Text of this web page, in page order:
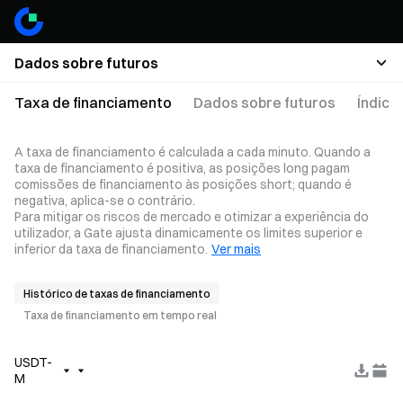
Dados sobre futuros
Taxa de financiamento Dados sobre futuros Índice
A taxa de financiamento é calculada a cada minuto. Quando a
taxa de financiamento é positiva, as posições long pagam
comissões de financiamento às posições short; quando é
negativa, aplica-se o contrário.
Para mitigar os riscos de mercado e otimizar a experiência do
utilizador, a Gate ajusta dinamicamente os limites superior e
inferior da taxa de financiamento. Ver mais
Histórico de taxas de financiamento
Taxa de financiamento em tempo real
USDT-
M